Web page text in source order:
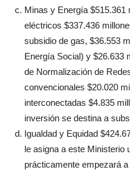
Minas y Energía $515.361
eléctricos $337.436
subsidio de gas, $36.553
Energía Social) y $26.633
de Normalización de
convencionales $20.020
interconectadas $4.835
inversión se destina a
Igualdad y Equidad
le asigna a este Ministerio
prácticamente empezará